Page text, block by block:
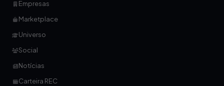
Empresas
Marketplace
Universo
Social
Notícias
Carteira REC